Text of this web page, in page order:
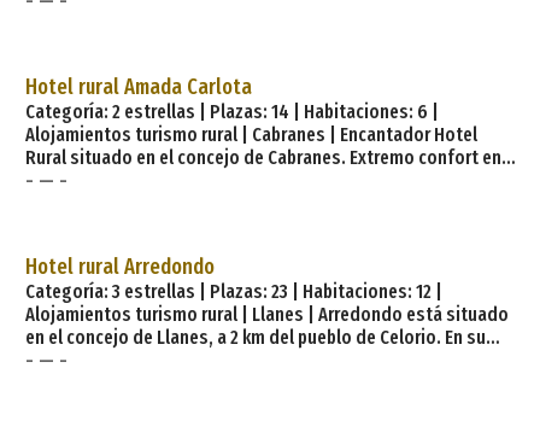
música del río, que transcurre tan cerca, que con cualquiera
de las muchas comodidades de las que dispone, qu
Hotel rural Amada Carlota
Categoría: 2 estrellas | Plazas: 14 | Habitaciones: 6 |
Alojamientos turismo rural | Cabranes | Encantador Hotel
Rural situado en el concejo de Cabranes. Extremo confort en
las inmediaciones de la Sierra del Sueve y en el corazón de la
de Europa y el Parque Natural de Redes, ambos en toda su
extensión. Ubicación perfecta entre los concejos de Villavicio
- — -
Hotel rural Arredondo
Categoría: 3 estrellas | Plazas: 23 | Habitaciones: 12 |
Alojamientos turismo rural | Llanes | Arredondo está situado
en el concejo de Llanes, a 2 km del pueblo de Celorio. En su
entorno se encuentran las mejores playas de todo el
- — -